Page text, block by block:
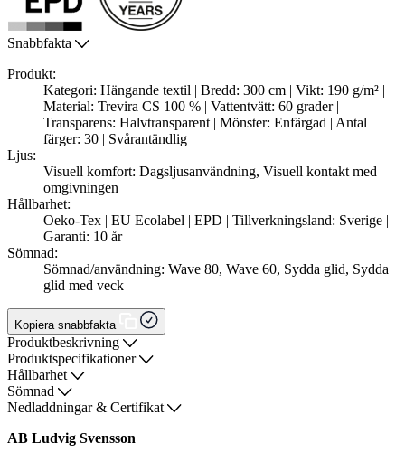
Snabbfakta
Produkt:
Kategori: Hängande textil | Bredd: 300 cm | Vikt: 190 g/m² |
Material: Trevira CS 100 % | Vattentvätt: 60 grader |
Transparens: Halvtransparent | Mönster: Enfärgad | Antal
färger: 30 | Svårantändlig
Ljus:
Visuell komfort: Dagsljusanvändning, Visuell kontakt med
omgivningen
Hållbarhet:
Oeko-Tex | EU Ecolabel | EPD | Tillverkningsland: Sverige |
Garanti: 10 år
Sömnad:
Sömnad/användning: Wave 80, Wave 60, Sydda glid, Sydda
glid med veck
Kopiera snabbfakta
Produktbeskrivning
Produktspecifikationer
Hållbarhet
Sömnad
Nedladdningar & Certifikat
AB Ludvig Svensson